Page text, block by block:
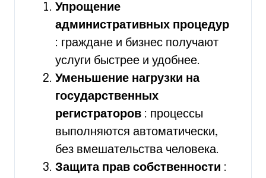
Упрощение
административных процедур
: граждане и бизнес получают
услуги быстрее и удобнее.
Уменьшение нагрузки на
государственных
регистраторов : процессы
выполняются автоматически,
без вмешательства человека.
Защита прав собственности :